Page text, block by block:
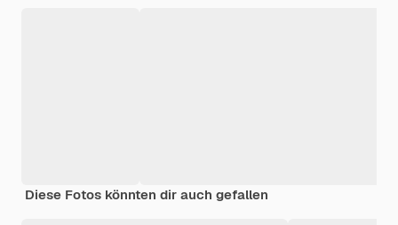
Diese Fotos könnten dir auch gefallen